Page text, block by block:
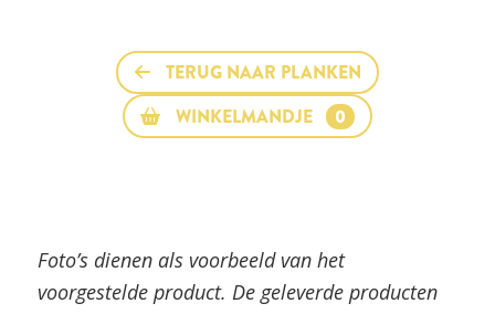
TERUG NAAR PLANKEN
WINKELMANDJE
0
Foto’s dienen als voorbeeld van het
voorgestelde product. De geleverde producten